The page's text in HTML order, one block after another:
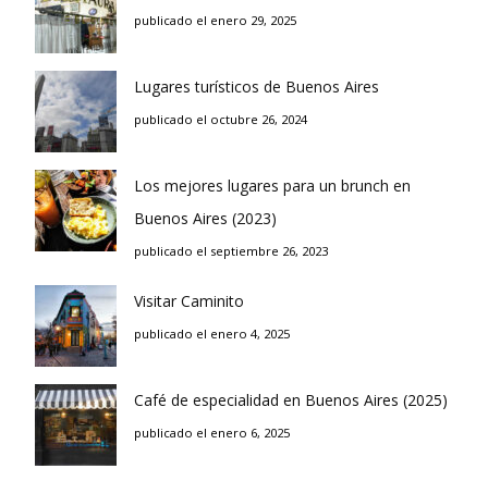
publicado el enero 29, 2025
Lugares turísticos de Buenos Aires
publicado el octubre 26, 2024
Los mejores lugares para un brunch en
Buenos Aires (2023)
publicado el septiembre 26, 2023
Visitar Caminito
publicado el enero 4, 2025
Café de especialidad en Buenos Aires (2025)
publicado el enero 6, 2025